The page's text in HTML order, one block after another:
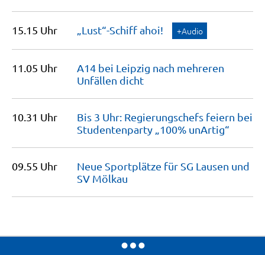
15.15 Uhr „Lust“-Schiffahoi! +Audio
11.05 Uhr
A14 bei Leipzig nach mehreren
Unfällen dicht
10.31 Uhr
Bis 3 Uhr: Regierungschefs feiern bei
Studentenparty „100% unArtig“
09.55 Uhr
Neue Sportplätze für SG Lausen und
SV Mölkau